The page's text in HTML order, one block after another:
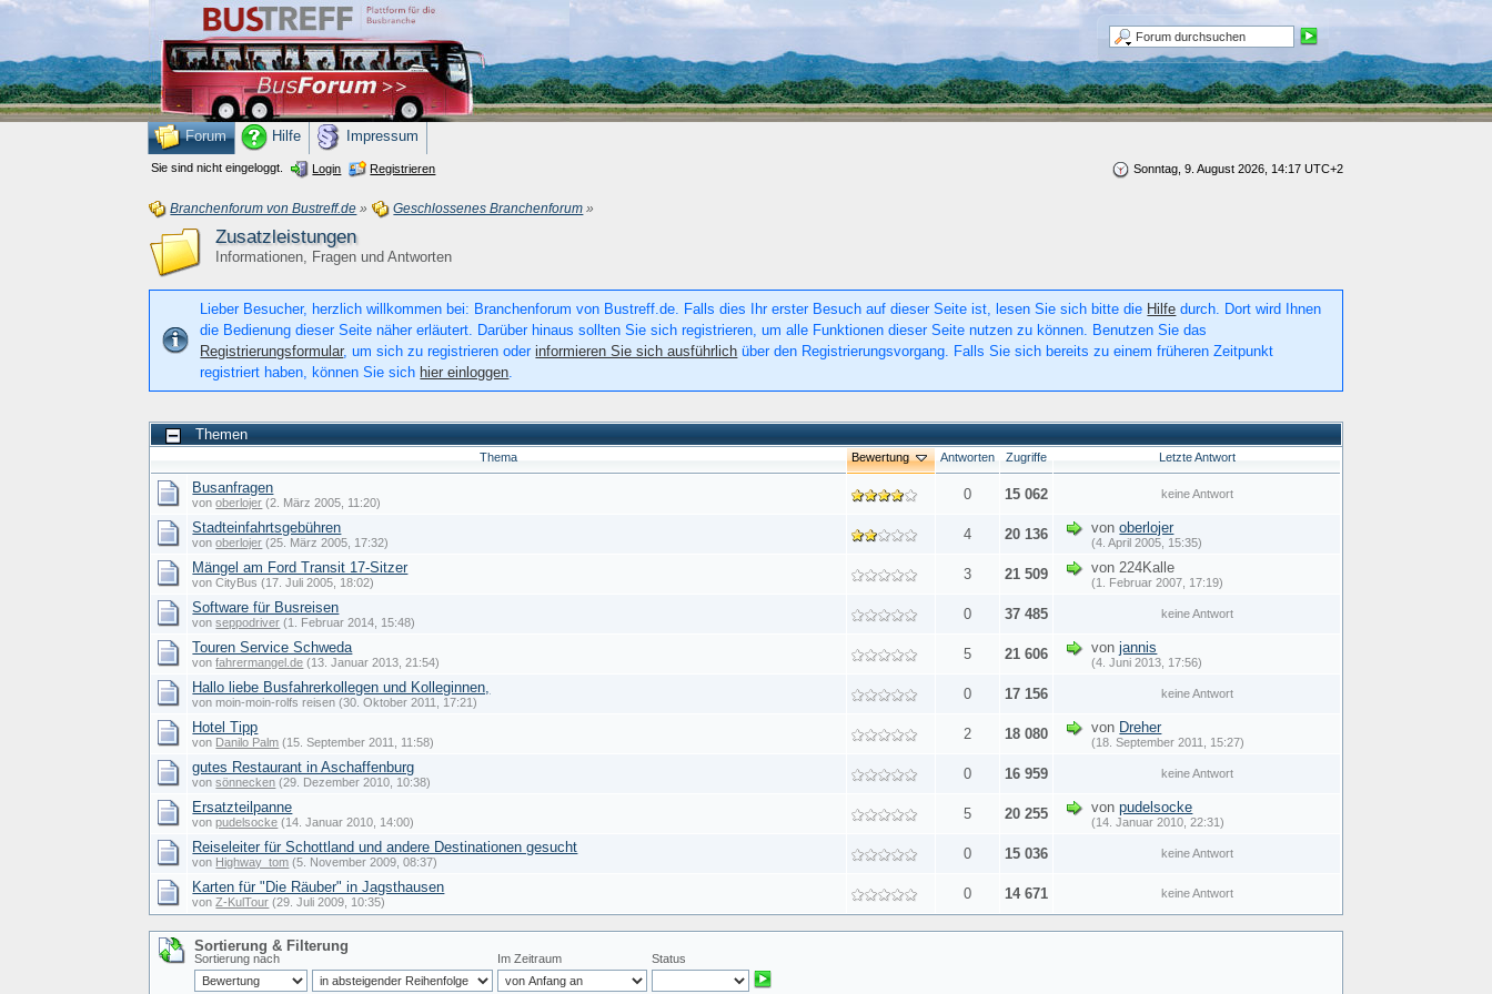
Forum Hilfe Impressum
Sonntag, 9. August 2026, 14:17 UTC+2
Sie sind nicht eingeloggt. Login Registrieren
Branchenforum von Bustreff.de » Geschlossenes Branchenforum »
Zusatzleistungen
Informationen, Fragen und Antworten
Lieber Besucher, herzlich willkommen bei: Branchenforum von Bustreff.de. Falls dies Ihr erster Besuch auf dieser Seite ist, lesen Sie sich bitte die Hilfe durch. Dort wird Ihnen
die Bedienung dieser Seite näher erläutert. Darüber hinaus sollten Sie sich registrieren, um alle Funktionen dieser Seite nutzen zu können. Benutzen Sie das
Registrierungsformular, um sich zu registrieren oderinformieren Sie sich ausführlich über den Registrierungsvorgang. Falls Sie sich bereits zu einem früheren Zeitpunkt
registriert haben, können Sie sich hier einloggen.
Themen
Thema Bewertung Antworten Zugriffe Letzte Antwort
Busanfragen
vonoberlojer (2. März 2005, 11:20) 0 15 062 keine Antwort
Stadteinfahrtsgebühren
vonoberlojer (25. März 2005, 17:32) 4 20 136 vonoberlojer
(4. April 2005, 15:35)
Mängel am Ford Transit 17-Sitzer
von CityBus (17. Juli 2005, 18:02) 3 21 509 von 224Kalle
(1. Februar 2007, 17:19)
Software für Busreisen
vonseppodriver (1. Februar 2014, 15:48) 0 37 485 keine Antwort
Touren Service Schweda
vonfahrermangel.de (13. Januar 2013, 21:54) 5 21 606 vonjannis
(4. Juni 2013, 17:56)
Hallo liebe Busfahrerkollegen und Kolleginnen,
von moin-moin-rolfs reisen (30. Oktober 2011, 17:21) 0 17 156 keine Antwort
Hotel Tipp
von Danilo Palm (15. September 2011, 11:58) 2 18 080 von Dreher
(18. September 2011, 15:27)
gutes Restaurant in Aschaffenburg
vonsönnecken (29. Dezember 2010, 10:38) 0 16 959 keine Antwort
Ersatzteilpanne
vonpudelsocke (14. Januar 2010, 14:00) 5 20 255 vonpudelsocke
(14. Januar 2010, 22:31)
Reiseleiter für Schottland und andere Destinationen gesucht
von Highway_tom (5. November 2009, 08:37) 0 15 036 keine Antwort
Karten für "Die Räuber" in Jagsthausen
vonZ-KulTour (29. Juli 2009, 10:35) 0 14 671 keine Antwort
Sortierung & Filterung
Sortierung nach Im Zeitraum Status